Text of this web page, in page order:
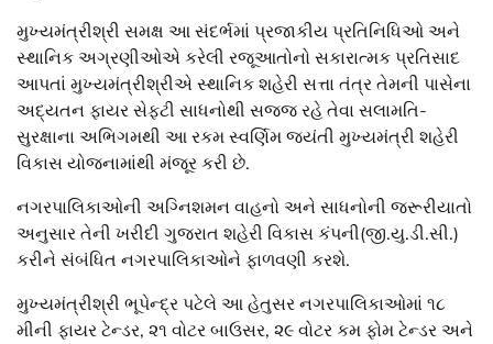
મુખ્યમંત્રીશ્રી સમક્ષ આ સંદર્ભમાં પ્રજાકીય પ્રતિનિધિઓ અને
સ્થાનિક અગ્રણીઓએ કરેલી રજૂઆતોનો સકારાત્મક પ્રતિસાદ
આપતાં મુખ્યમંત્રીશ્રીએ સ્થાનિક શહેરી સત્તા તંત્ર તેમની પાસેના
અદ્યતન ફાયર સેફ્ટી સાધનોથી સજ્જ રહે તેવા સલામતિ-
સુરક્ષાના અભિગમથી આ રકમ સ્વર્ણિમ જયંતી મુખ્યમંત્રી શહેરી
વિકાસ યોજનામાંથી મંજૂર કરી છે.
નગરપાલિકાઓની અગ્નિશમન વાહનો અને સાધનોની જરૂરીયાતો
અનુસાર તેની ખરીદી ગુજરાત શહેરી વિકાસ કંપની(જી.યુ.ડી.સી.)
કરીને સંબંધિત નગરપાલિકાઓને ફાળવણી કરશે.
મુખ્યમંત્રીશ્રી ભૂપેન્દ્ર પટેલે આ હેતુસર નગરપાલિકાઓમાં ૧૮
મીની ફાયર ટેન્ડર, ૨૧ વોટર બાઉસર, ૨૯ વોટર કમ ફોમ ટેન્ડર અને